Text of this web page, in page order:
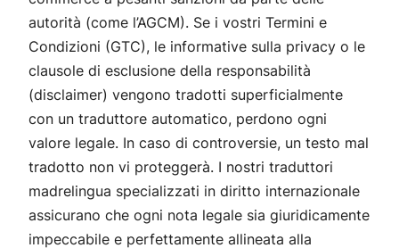
autorità (come l’AGCM). Se i vostri Termini e
Condizioni (GTC), le informative sulla privacy o le
clausole di esclusione della responsabilità
(disclaimer) vengono tradotti superficialmente
con un traduttore automatico, perdono ogni
valore legale. In caso di controversie, un testo mal
tradotto non vi proteggerà. I nostri traduttori
madrelingua specializzati in diritto internazionale
assicurano che ogni nota legale sia giuridicamente
impeccabile e perfettamente allineata alla